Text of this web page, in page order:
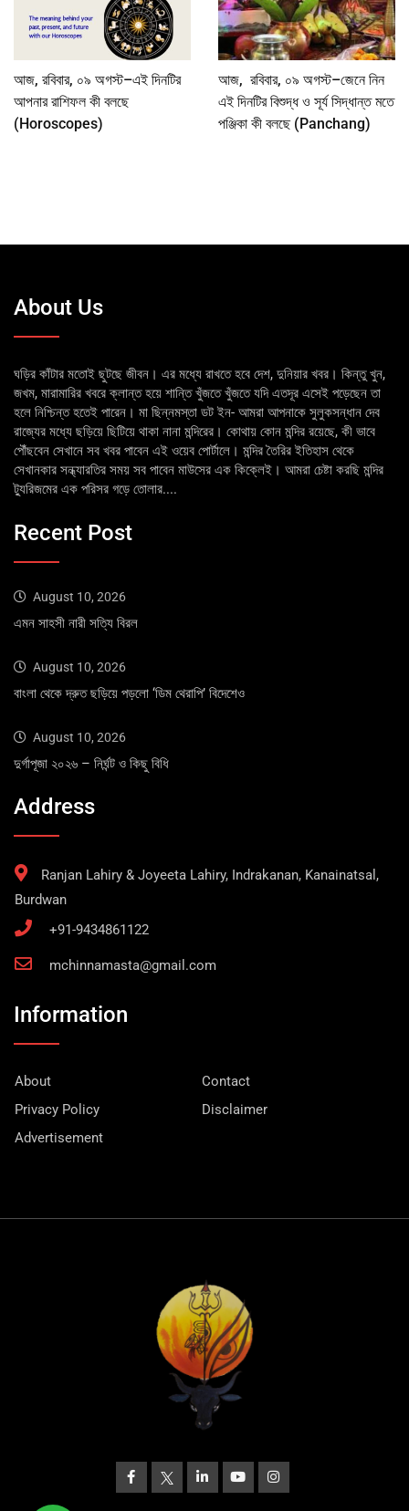
আজ, রবিবার, ০৯ অগস্ট–এই দিনটির
আপনার রাশিফল কী বলছে
(Horoscopes)
আজ, রবিবার, ০৯ অগস্ট–জেনে নিন
এই দিনটির বিশুদ্ধ ও সূর্য সিদ্ধান্ত মতে
পঞ্জিকা কী বলছে (Panchang)
About Us
ঘড়ির কাঁটার মতোই ছুটছে জীবন। এর মধ্যে রাখতে হবে দেশ, দুনিয়ার খবর। কিন্তু খুন,
জখম, মারামারির খবরে ক্লান্ত হয়ে শান্তি খুঁজতে খুঁজতে যদি এতদূর এসেই পড়েছেন তা
হলে নিশ্চিন্ত হতেই পারেন। মা ছিন্নমস্তা ডট ইন- আমরা আপনাকে সুলুকসন্ধান দেব
রাজ্যের মধ্যে ছড়িয়ে ছিটিয়ে থাকা নানা মন্দিরের। কোথায় কোন মন্দির রয়েছে, কী ভাবে
পৌঁছবেন সেখানে সব খবর পাবেন এই ওয়েব পোর্টালে। মন্দির তৈরির ইতিহাস থেকে
সেখানকার সন্ধ্যারতির সময় সব পাবেন মাউসের এক কিক্লেই। আমরা চেষ্টা করছি মন্দির
ট্যুরিজমের এক পরিসর গড়ে তোলার....
Recent Post
August 10, 2026
এমন সাহসী নারী সত্যি বিরল
August 10, 2026
বাংলা থেকে দ্রুত ছড়িয়ে পড়লো ‘ডিম থেরাপি’ বিদেশেও
August 10, 2026
দুর্গাপূজা ২০২৬ – নির্ঘন্ট ও কিছু বিধি
Address
Ranjan Lahiry & Joyeeta Lahiry, Indrakanan, Kanainatsal,
Burdwan
+91-9434861122
mchinnamasta@gmail.com
Information
About
Contact
Privacy Policy
Disclaimer
Advertisement